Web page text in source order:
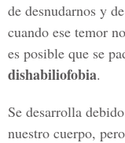
de desnudarnos y
cuando ese temor
es posible que se
dishabiliofobia.
Se desarrolla
nuestro cuerpo,